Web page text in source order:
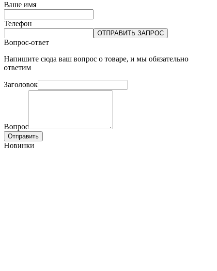
Ваше имя
Телефон
ОТПРАВИТЬ ЗАПРОС
Вопрос-ответ
Напишите сюда ваш вопрос о товаре, и мы обязательно
ответим
Заголовок
Вопрос
Отправить
Новинки